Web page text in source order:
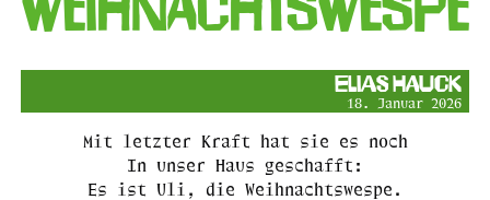
Weihnachtswespe
Elias Hauck
18. Januar 2026
Mit letzter Kraft hat sie es noch
In unser Haus geschafft:
Es ist Uli, die Weihnachtswespe.